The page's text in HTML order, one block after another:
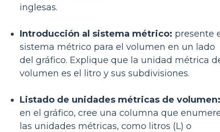
inglesas.
Introducción al sistema métrico: presente
sistema métrico para el volumen en un lado
del gráfico. Explique que la unidad métrica
volumen es el litro y sus subdivisiones.
Listado de unidades métricas de volumen:
en el gráfico, cree una columna que
las unidades métricas, como litros (L) o